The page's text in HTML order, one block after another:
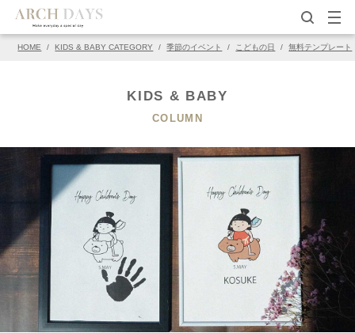
HOME / KIDS & BABY CATEGORY / 季節のイベント / こどもの日 / 無料テンプレート
KIDS & BABY
COLUMN
▽この写真の元ページ